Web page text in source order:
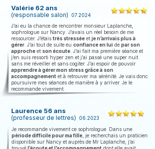
Valérie 62 ans
(responsable salon)
07.2024
J’ai eu la chance de rencontrer monsieur Laplanche,
sophrologue sur Nancy. J’avais un réel besoin de me
ressourcer. J’étais très stressée et je n’arrivais plus à
gérer . J’ai tout de suite eu confiance en lui de par son
approche et son écoute . J’ai fait ma première séance et
j’en suis ressorti hyper zen et j’ai passé une super nuit
sans me réveiller et sans cogiter. J’ai espoir de pouvoir
apprendre à gérer mon stress grâce à son
accompagnement et à retrouver ma sérénité. Je vais donc
poursuivre mes séances de manière à y arriver. Je le
recommande vivement.
Laurence 56 ans
(professeur de lettres)
06.2023
Je recommande vivement ce sophrologue. Dans une
période difficile pour ma fille , je recherchais un praticien
disponible sur Nancy et auprès de Mr Laplanche, j’ai